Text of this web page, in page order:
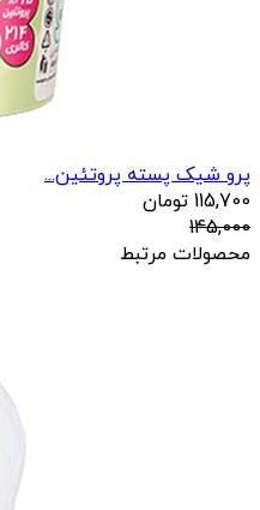
پرو شیک پسته پروتئین...
115,700 تومان
145,000
محصولات مرتبط